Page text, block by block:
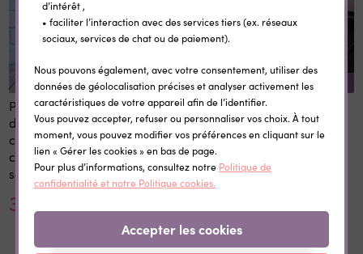
Panneau 1er et dernier jour
d'école personnalisé 20x28
cm en bois réutilisable avec
craie prénom rentrée
scolaire
30,00 €
REMISE SUR LA QUANTITÉ
Etiquettes vêtement
personnalisées
thermocollantes Little Wild
d’intérêt ,
• faciliter l’interaction avec des services tiers (ex. réseaux
sociaux, services de chat ou de paiement).
Nous pouvons également, avec votre consentement, utiliser des
données de géolocalisation précises et analyser activement les
caractéristiques de votre appareil afin de l’identifier.
Vous pouvez accepter, refuser ou personnaliser vos choix. À tout
moment, vous pouvez modifier vos préférences en cliquant sur le
lien « Gérer les cookies » en bas de page.
Pour plus d’informations, consultez notre Politique de
confidentialité et notre Politique cookies.
Accepter les cookies